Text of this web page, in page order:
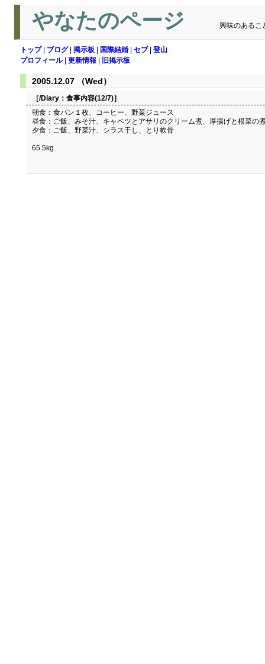
やなたのページ 興味のあるこ
トップ| ブログ| 掲示板 国際結婚 セブ| 登山
プロフィール| 更新情報 旧掲示板
2005.12.07 （Wed）
［/Diary： 食事内容(12/7)］
朝食：食パン１枚、コーヒー、野菜ジュース
昼食：ご飯、みそ汁、キャベツとアサリのクリーム煮、厚揚げと根菜の
夕食：ご飯、野菜汁、シラス干し、とり軟骨
65.5kg